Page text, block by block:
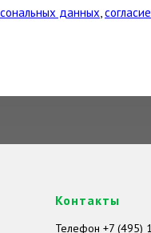
данных,
Контакты
Телефон +7 (495)